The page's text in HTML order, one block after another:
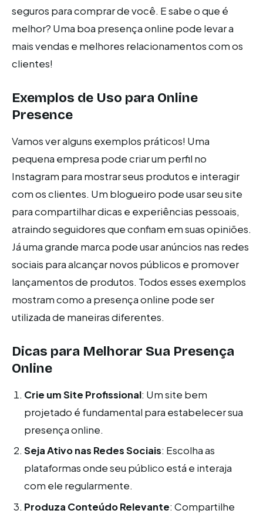
seguros para comprar de você. E sabe o que é
melhor? Uma boa presença online pode levar a
mais vendas e melhores relacionamentos com os
clientes!
Exemplos de Uso para Online
Presence
Vamos ver alguns exemplos práticos! Uma
pequena empresa pode criar um perfil no
Instagram para mostrar seus produtos e interagir
com os clientes. Um blogueiro pode usar seu site
para compartilhar dicas e experiências pessoais,
atraindo seguidores que confiam em suas opiniões.
Já uma grande marca pode usar anúncios nas redes
sociais para alcançar novos públicos e promover
lançamentos de produtos. Todos esses exemplos
mostram como a presença online pode ser
utilizada de maneiras diferentes.
Dicas para Melhorar Sua Presença
Online
Crie um Site Profissional: Um site bem
projetado é fundamental para estabelecer sua
presença online.
Seja Ativo nas Redes Sociais: Escolha as
plataformas onde seu público está e interaja
com ele regularmente.
Produza Conteúdo Relevante: Compartilhe